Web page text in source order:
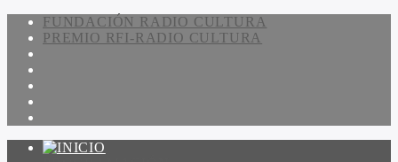
FUNDACIÓN RADIO CULTURA
PREMIO RFI-RADIO CULTURA